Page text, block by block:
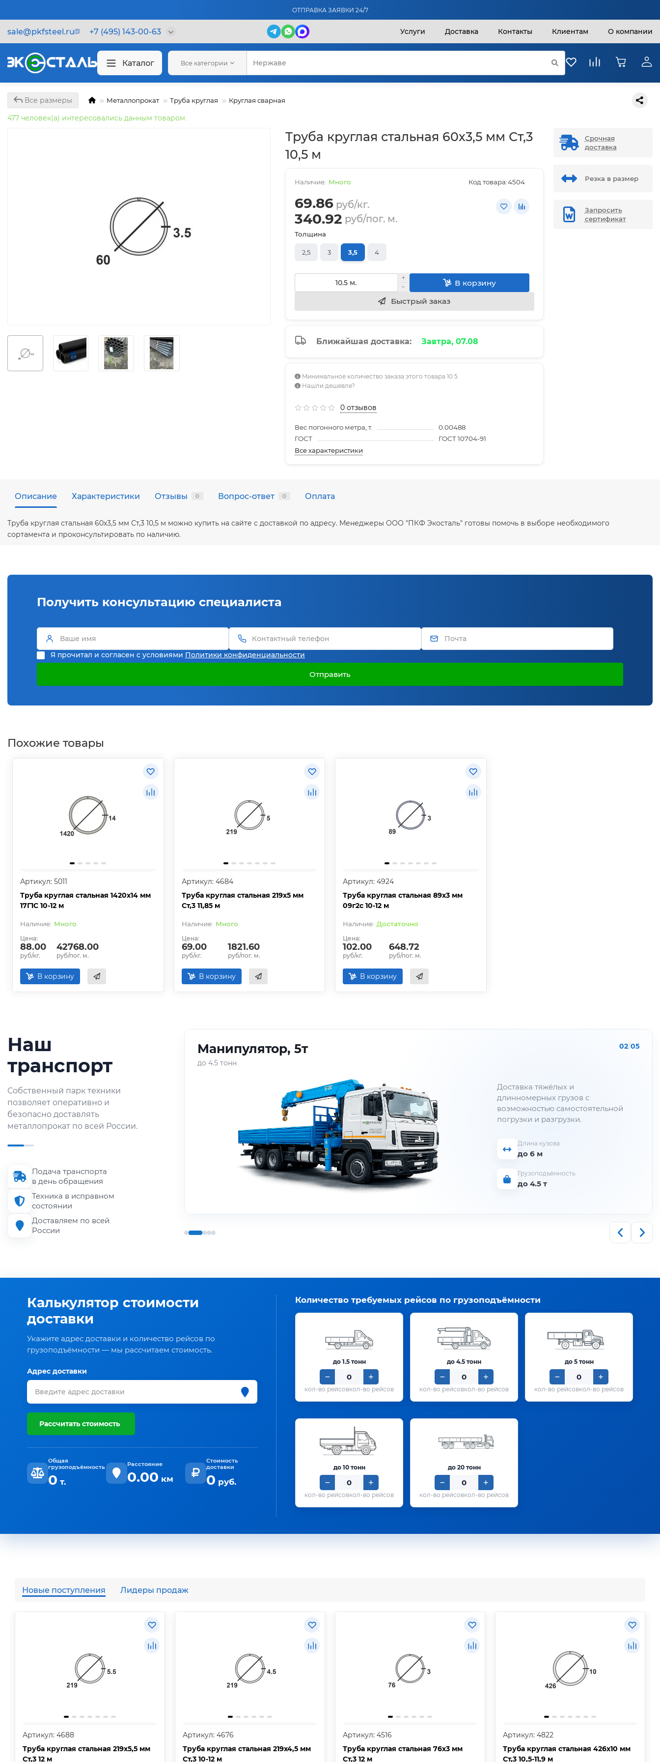
ОТПРАВКА ЗАЯВКИ 24/7
sale@pkfsteel.ru +7 (495) 143-00-63 Услуги Доставка Контакты Клиентам О компании
Каталог Все категории
Все размеры Металлопрокат Труба круглая Круглая сварная
477 человек(а) интересовались данным товаром
Труба круглая стальная 60х3,5 мм Ст,3
10,5 м
Много Код товара:4504
69.86 руб/кг.
340.92 руб/пог. м.
Толщина
2,5 3 3,5 4
В корзину
Быстрый заказ
Ближайшая доставка: Завтра, 07.08
Минимальное количество заказа этого товара 10.5
Нашли дешевле?
0 отзывов
Вес погонного метра, т.
0.00488
ГОСТ
ГОСТ 10704-91
Все характеристики
Срочная
доставка
Резка в размер
Запросить
сертификат
Описание Характеристики Отзывы 0 Вопрос-ответ 0 Оплата
Труба круглая стальная 60х3,5 мм Ст,3 10,5 м можно купить на сайте с доставкой по адресу. Менеджеры ООО "ПКФ Экосталь" готовы помочь в выборе необходимого
сортамента и проконсультировать по наличию.
Получить консультацию специалиста
Я прочитал и согласен с условиями Политики конфиденциальности
Отправить
Похожие товары
Артикул: 5011
Труба круглая стальная 1420х14 мм
17Г1С 10-12 м
Много
Цена:
88.00
руб/кг.
42768.00
руб/пог. м.
В корзину
Артикул: 4684
Труба круглая стальная 219х5 мм
Ст,3 11,85 м
Много
Цена:
69.00
руб/кг.
1821.60
руб/пог. м.
В корзину
Артикул: 4924
Труба круглая стальная 89х3 мм
09г2с 10-12 м
Достаточно
Цена:
102.00
руб/кг.
648.72
руб/пог. м.
В корзину
Наш
транспорт
Собственный парк техники
позволяет оперативно и
безопасно доставлять
металлопрокат по всей России.
Подача транспорта
в день обращения
Техника в исправном
состоянии
Доставляем по всей
России
Оперативная доставка
небольших партий
металлопроката по городу и
области.
Грузоподъёмность
до 1.5 т
Манипулятор, 5т
до 4.5 тонн
02/05
Доставка тяжёлых и
длинномерных грузов с
возможностью самостоятельной
погрузки и разгрузки.
Длина кузова
до 6 м
Грузоподъёмность
до 4.5 т
Калькулятор стоимости
доставки
Укажите адрес доставки и количество рейсов по
грузоподъёмности — мы рассчитаем стоимость.
Адрес доставки
Рассчитать стоимость
Общая
грузоподъёмность
0 т.
Расстояние
0.00 км
Стоимость
доставки
0 руб.
Количество требуемых рейсов по грузоподъёмности
до 1.5 тонн
кол-во рейсов
до 4.5 тонн
кол-во рейсов
до 5 тонн
кол-во рейсов
до 10 тонн
кол-во рейсов
до 20 тонн
кол-во рейсов
Новые поступления Лидеры продаж
Артикул: 4688
Труба круглая стальная 219х5,5 мм
Ст,3 12 м
Артикул: 4676
Труба круглая стальная 219х4,5 мм
Ст,3 10-12 м
Артикул: 4516
Труба круглая стальная 76х3 мм
Ст,3 12 м
Артикул: 4822
Труба круглая стальная 426х10 мм
Ст,3 10,5-11,9 м